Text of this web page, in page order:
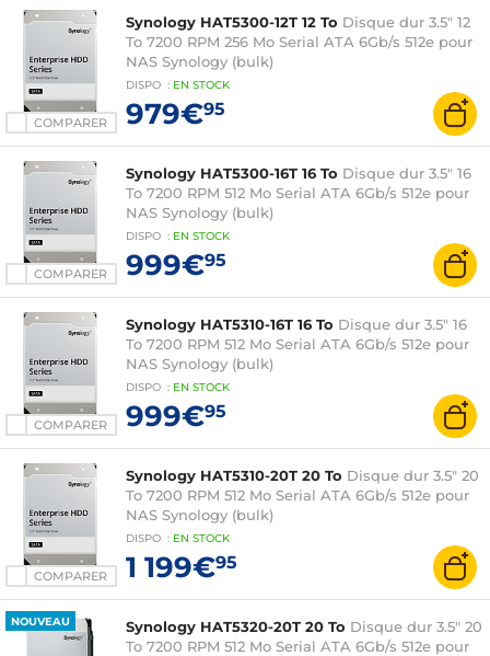
COMPARER
Synology HAT5300-12T 12 To Disque dur 3.5" 12
To 7200 RPM 256 Mo Serial ATA 6Gb/s 512e pour
NAS Synology (bulk)
DISPO : EN STOCK
979€95
COMPARER
Synology HAT5300-16T 16 To Disque dur 3.5" 16
To 7200 RPM 512 Mo Serial ATA 6Gb/s 512e pour
NAS Synology (bulk)
DISPO : EN STOCK
999€95
COMPARER
Synology HAT5310-16T 16 To Disque dur 3.5" 16
To 7200 RPM 512 Mo Serial ATA 6Gb/s 512e pour
NAS Synology (bulk)
DISPO : EN STOCK
999€95
COMPARER
Synology HAT5310-20T 20 To Disque dur 3.5" 20
To 7200 RPM 512 Mo Serial ATA 6Gb/s 512e pour
NAS Synology (bulk)
DISPO : EN STOCK
1 199€95
NOUVEAU Synology HAT5320-20T 20 To Disque dur 3.5" 20
To 7200 RPM 512 Mo Serial ATA 6Gb/s 512e pour